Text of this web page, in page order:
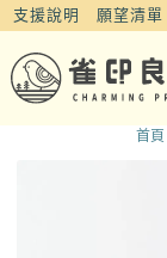
支援說明 願望清單
首頁